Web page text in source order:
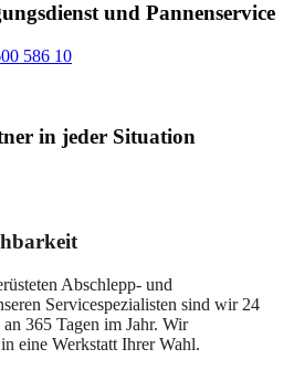
und Pannenservice
586 10
in jeder Situation
Abschlepp- und
Servicespezialisten sind wir 24
365 Tagen im Jahr. Wir
eine Werkstatt Ihrer Wahl.